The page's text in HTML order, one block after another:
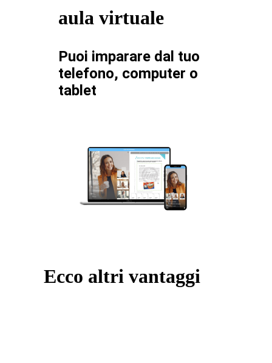
aula virtuale
Puoi imparare dal tuo
telefono, computer o
tablet
Ecco altri vantaggi